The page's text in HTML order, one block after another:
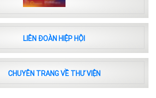
LIÊN ĐOÀN HIỆP HỘI
CHUYÊN TRANG VỀ THƯ VIỆN